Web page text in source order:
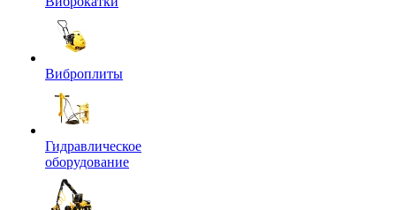
Виброплиты
Гидравлическое
оборудование